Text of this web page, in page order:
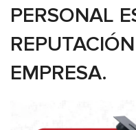
PERSONAL
EMPRESA.